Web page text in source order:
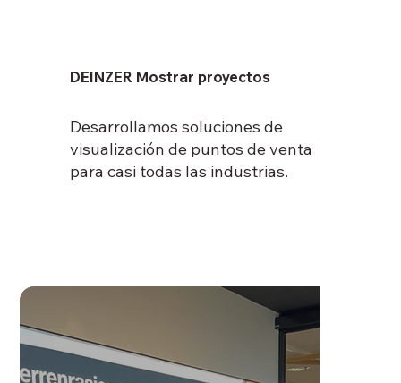
DEINZER Mostrar proyectos
Desarrollamos soluciones de
visualización de puntos de venta
para casi todas las industrias.